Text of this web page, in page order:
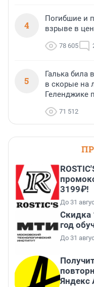
4
Погибшие и
взрыве в
78 605
5
Галька била
в скорые на
Геленджике
71 512
3199₽!
До 31
Скидка
год
До 31
Яндекс